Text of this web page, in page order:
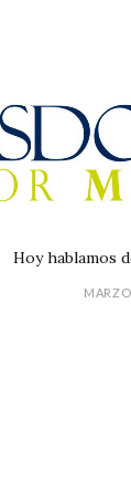
Hoy hablamos